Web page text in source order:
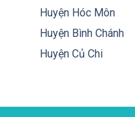
Huyện Hóc Môn
Huyện Bình Chánh
Huyện Củ Chi